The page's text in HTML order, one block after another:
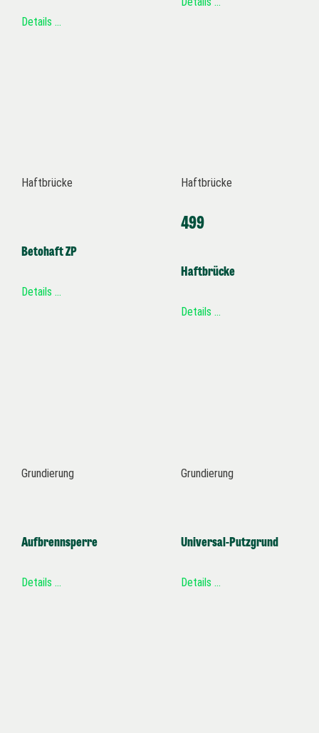
Details …
Haftbrücke
Betohaft ZP
Details …
Haftbrücke
499
Haftbrücke
Details …
Grundierung
Aufbrennsperre
Details …
Grundierung
Universal-Putzgrund
Details …